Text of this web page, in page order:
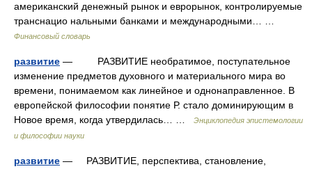
американский денежный рынок и еврорынок, контролируемые
транснацио нальными банками и международными… …
Финансовый словарь
развитие — РАЗВИТИЕ необратимое, поступательное
изменение предметов духовного и материального мира во
времени, понимаемом как линейное и однонаправленное. В
европейской философии понятие Р. стало доминирующим в
Новое время, когда утвердилась… …
Энциклопедия эпистемологии
и философии науки
развитие — РАЗВИТИЕ, перспектива, становление,